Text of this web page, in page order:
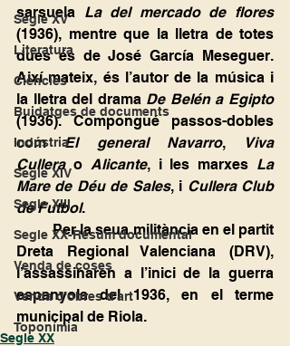
Segle XV
Literatura
Ciències
Buidatges de documents
Indústria
Segle XIV
Segle XIII
Segle XX-Resum documental
Venda de coses
Venda d'obres d'art
Toponímia
sarsuela
La del mercado de flores
(1936), mentre que la lletra de totes
dues és de José García Meseguer.
Així mateix, és l’autor de la música i
la lletra del drama
De Belén a Egipto
(1936). Compongué passos-dobles
com El general Navarro,
Viva
Cullera o Alicante, i les marxes La
Mare de Déu de Sales, i Cullera Club
de Futbol.
	Per la seua militància en el partit
Dreta Regional Valenciana (DRV),
l’assassinaren a l’inici de la guerra
espanyola del 1936, en el terme
municipal de Riola.
Segle XX